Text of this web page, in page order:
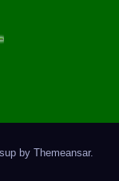
by Themeansar.